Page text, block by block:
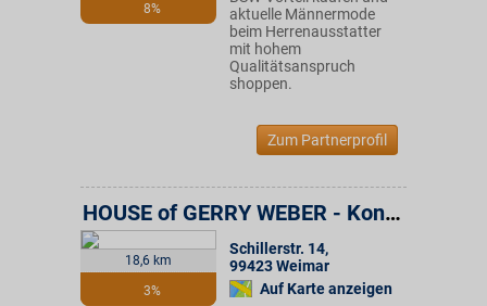
8%
aktuelle Männermode
beim Herrenausstatter
mit hohem
Qualitätsanspruch
shoppen.
Zum Partnerprofil
18,6 km
3%
HOUSE of GERRY WEBER - Konsum Weimar Gruppe
Schillerstr. 14,
99423Weimar
Auf Karte anzeigen